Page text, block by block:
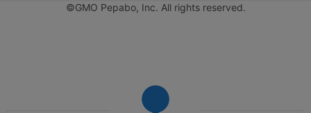
©GMO Pepabo, Inc. All rights reserved.